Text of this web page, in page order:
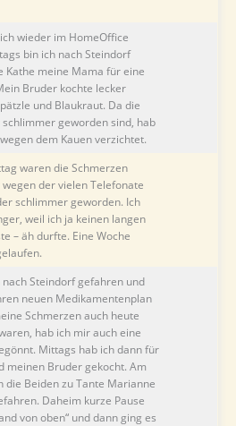
wieder im HomeOffice
bin ich nach Steindorf
Kathe meine Mama für eine
Bruder kochte lecker
und Blaukraut. Da die
geworden sind, hab
dem Kauen verzichtet.
waren die Schmerzen
der vielen Telefonate
schlimmer geworden. Ich
weil ich ja keinen langen
– äh durfte. Eine Woche
Steindorf gefahren und
neuen Medikamentenplan
Schmerzen auch heute
hab ich mir auch eine
Mittags hab ich dann für
meinen Bruder gekocht. Am
die Beiden zu Tante Marianne
Daheim kurze Pause
von oben“ und dann ging es